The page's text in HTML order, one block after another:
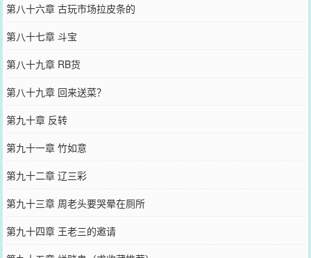
第八十六章 古玩市场拉皮条的
第八十七章 斗宝
第八十九章 RB货
第八十九章 回来送菜？
第九十章 反转
第九十一章 竹如意
第九十二章 辽三彩
第九十三章 周老头要哭晕在厕所
第九十四章 王老三的邀请